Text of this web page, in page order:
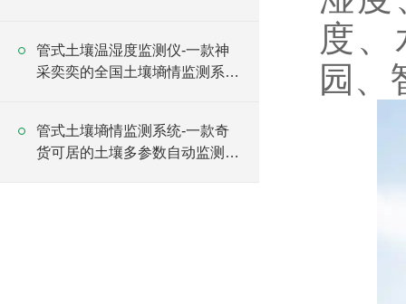
管式土壤温湿度监测仪-一款神
采奕奕的全国土壤墒情监测系统
管式土壤墒情监测系统-一款奇
货可居的土壤多参数自动监测站
度
园、